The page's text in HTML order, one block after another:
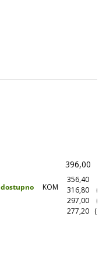
dostupno KOM
396,00
356,40
316,80
297,00
277,20